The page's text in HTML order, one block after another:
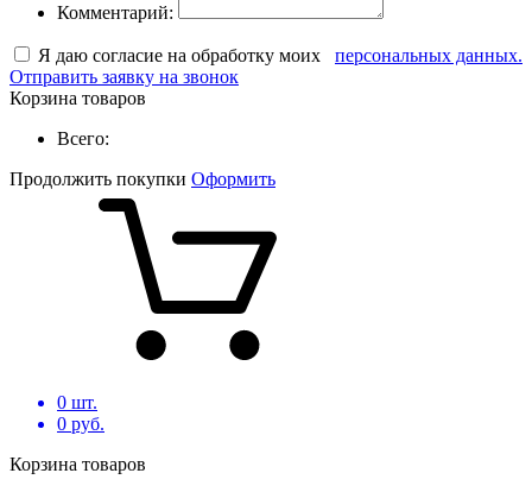
Комментарий:
Я даю согласие на обработку моих
персональных данных.
Отправить заявку на звонок
Корзина товаров
Всего:
Продолжить покупки Оформить
0 шт.
0 руб.
Корзина товаров